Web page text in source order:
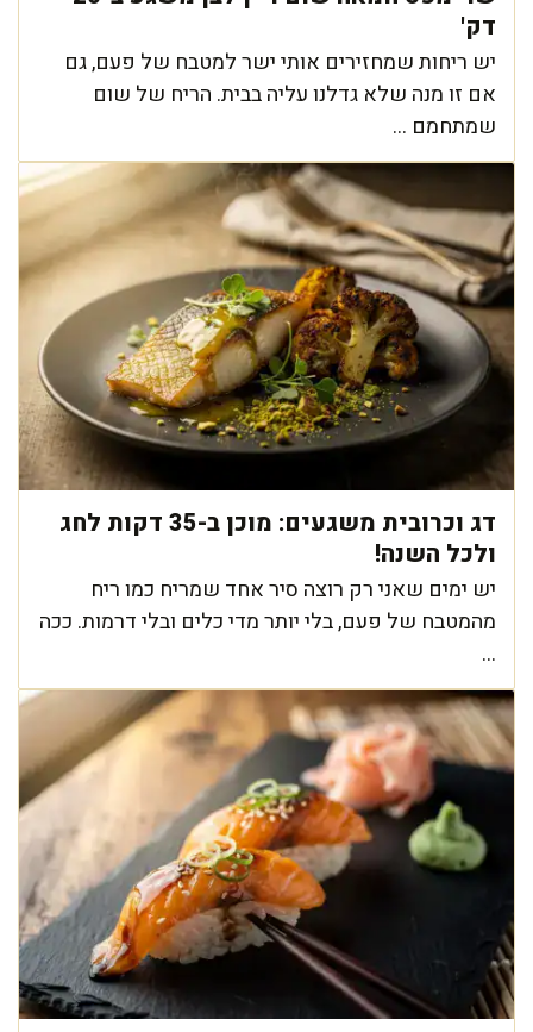
דק'
יש ריחות שמחזירים אותי ישר למטבח של פעם, גם
אם זו מנה שלא גדלנו עליה בבית. הריח של שום
שמתחמם ...
דג וכרובית משגעים: מוכן ב-35 דקות לחג
ולכל השנה!
יש ימים שאני רק רוצה סיר אחד שמריח כמו ריח
מהמטבח של פעם, בלי יותר מדי כלים ובלי דרמות. ככה
...